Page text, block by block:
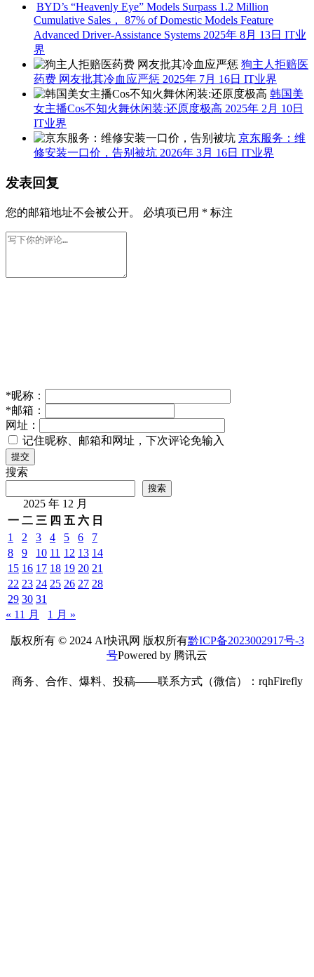
BYD’s “Heavenly Eye” Models Surpass 1.2 Million
Cumulative Sales， 87% of Domestic Models Feature
Advanced Driver-Assistance Systems2025年 8月 13日
界
狗主人拒赔医
药费 网友批其冷血应严惩
韩国美
女主播Cos不知火舞休闲装:还原度极高2025年 2月 10日
修安装一口价，告别被坑
发表回复
*昵称：
*邮箱：
网址：
记住昵称、邮箱和网址，下次评论免输入
提交
2025 年 12 月
一
二 三 四 五 六 日
1
2 3 4 5 6
7
8
9 10 11 12 13 14
15 16 17 18 19
22 23 24 25 26
29 30 31
版权所有 © 2024 AI快讯网 版权所有黔ICP备2023002917号-3